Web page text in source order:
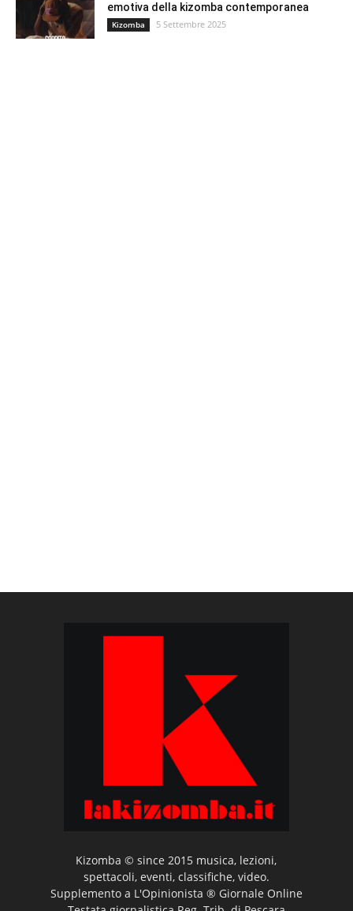
emotiva della kizomba contemporanea
Kizomba 5 Settembre 2025
Kizomba © since 2015 musica, lezioni,
spettacoli, eventi, classifiche, video.
Supplemento a L'Opinionista ® Giornale Online